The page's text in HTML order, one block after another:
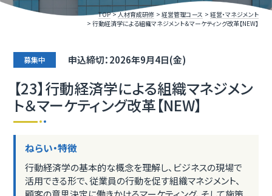
TOP 人材育成研修 経営管理コース
経営・マネジメント
行動経済学による組織マネジメント＆マーケティング改革【NEW】
募集中 申込締切：2026年9月4日(金)
【23】行動経済学による組織マネジメン
ト＆マーケティング改革【NEW】
ねらい・特徴
行動経済学の基本的な概念を理解し、ビジネスの現場で
活用できる形で、従業員の行動を促す組織マネジメント、